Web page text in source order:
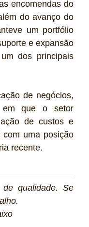
do avanço do
um portfólio
e expansão
dos principais
de negócios,
em que o setor
de custos e
uma posição
recente.
qualidade. Se